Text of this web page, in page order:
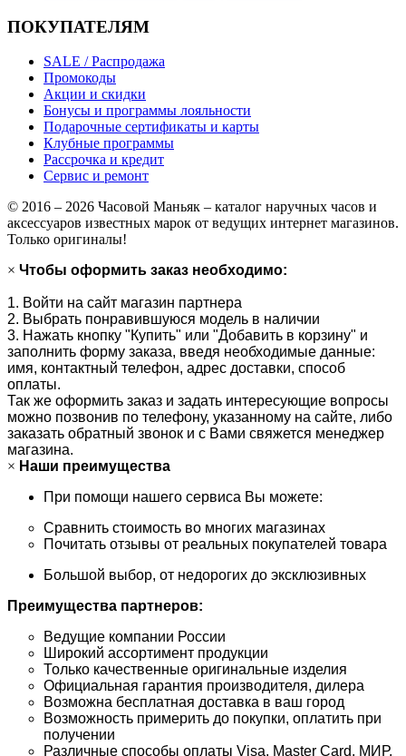
ПОКУПАТЕЛЯМ
SALE / Распродажа
Промокоды
Акции и скидки
Бонусы и программы лояльности
Подарочные сертификаты и карты
Клубные программы
Рассрочка и кредит
Сервис и ремонт
© 2016 – 2026 Часовой Маньяк – каталог наручных часов и
аксессуаров известных марок от ведущих интернет магазинов.
Только оригиналы!
× Чтобы оформить заказ необходимо:
1. Войти на сайт магазин партнера
2. Выбрать понравившуюся модель в наличии
3. Нажать кнопку "Купить" или "Добавить в корзину" и
заполнить форму заказа, введя необходимые данные:
имя, контактный телефон, адрес доставки, способ
оплаты.
Так же оформить заказ и задать интересующие вопросы
можно позвонив по телефону, указанному на сайте, либо
заказать обратный звонок и с Вами свяжется менеджер
магазина.
× Наши преимущества
При помощи нашего сервиса Вы можете:
Сравнить стоимость во многих магазинах
Почитать отзывы от реальных покупателей товара
Большой выбор, от недорогих до эксклюзивных
Преимущества партнеров:
Ведущие компании России
Широкий ассортимент продукции
Только качественные оригинальные изделия
Официальная гарантия производителя, дилера
Возможна бесплатная доставка в ваш город
Возможность примерить до покупки, оплатить при
получении
Различные способы оплаты Visa, Master Card, МИР,